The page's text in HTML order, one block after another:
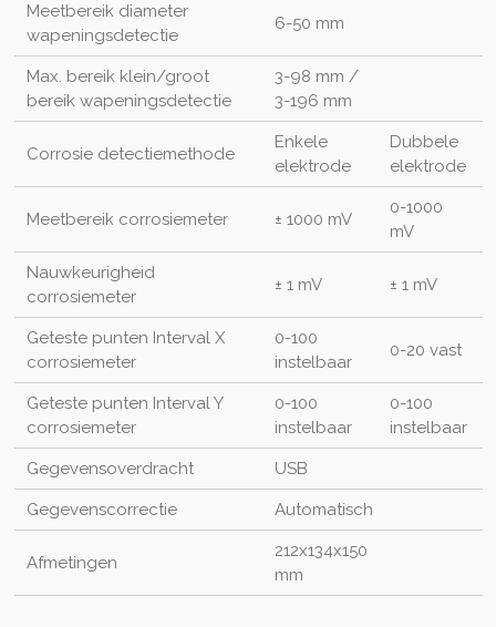
Meetbereik diameter
wapeningsdetectie
6-50 mm
Max. bereik klein/groot
bereik wapeningsdetectie
3-98 mm /
3-196 mm
Corrosie detectiemethode
Enkele
elektrode
Dubbele
elektrode
Meetbereik corrosiemeter ± 1000 mV
0-1000
mV
Nauwkeurigheid
corrosiemeter
± 1 mV ± 1 mV
Geteste punten Interval X
corrosiemeter
0-100
instelbaar
0-20 vast
Geteste punten Interval Y
corrosiemeter
0-100
instelbaar
0-100
instelbaar
Gegevensoverdracht USB
Gegevenscorrectie Automatisch
Afmetingen
212x134x150
mm